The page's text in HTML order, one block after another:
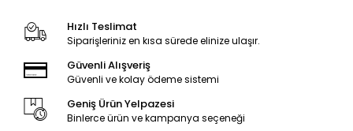
Hızlı Teslimat
Siparişleriniz en kısa sürede elinize ulaşır.
Güvenli Alışveriş
Güvenli ve kolay ödeme sistemi
Geniş Ürün Yelpazesi
Binlerce ürün ve kampanya seçeneği